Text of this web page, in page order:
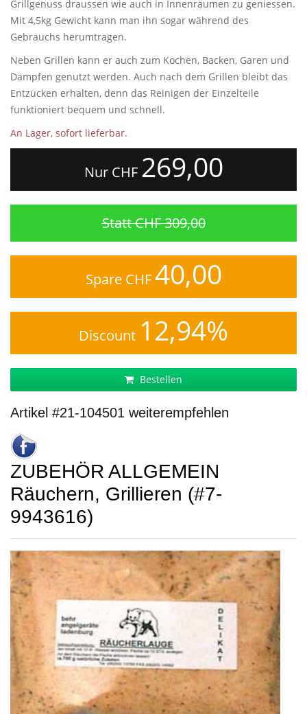
Grillgenuss draussen wie auch in Innenräumen zu geniessen.
Mit 4,5kg Gewicht kann man ihn sogar während des
Gebrauchs herumtragen.
Neben Grillen kann er auch zum Kochen, Backen, Garen und
Dämpfen genutzt werden. Auch nach dem Grillen bleibt das
Entzücken erhalten, denn das Reinigen der Einzelteile
funktioniert bequem und schnell.
An Lager, sofort lieferbar.
Nur CHF 269,00
Statt CHF 309,00
Spare CHF40,00
Discount 12,94%
Bestellen
Artikel #21-104501 weiterempfehlen
ZUBEHÖR ALLGEMEIN
Räuchern, Grillieren (#7-
9943616)